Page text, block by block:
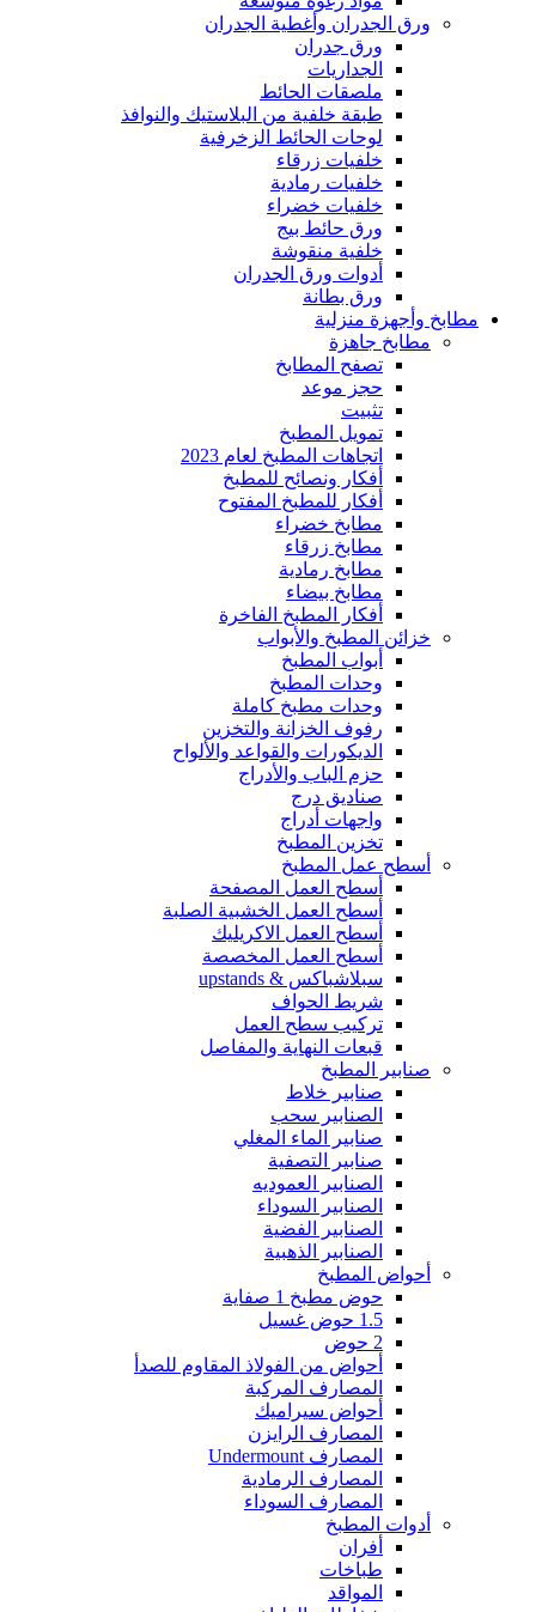
ورق الجدران وأغطية الجدران
ورق جدران
الجداريات
ملصقات الحائط
طبقة خلفية من البلاستيك والنوافذ
لوحات الحائط الزخرفية
خلفيات زرقاء
خلفيات رمادية
خلفيات خضراء
ورق حائط بيج
خلفية منقوشة
أدوات ورق الجدران
ورق بطانة
مطابخ وأجهزة منزلية
مطابخ جاهزة
تصفح المطابخ
حجز موعد
تثبيت
تمويل المطبخ
اتجاهات المطبخ لعام 2023
أفكار ونصائح للمطبخ
أفكار للمطبخ المفتوح
مطابخ خضراء
مطابخ زرقاء
مطابخ رمادية
مطابخ بيضاء
أفكار المطبخ الفاخرة
خزائن المطبخ والأبواب
أبواب المطبخ
وحدات المطبخ
وحدات مطبخ كاملة
رفوف الخزانة والتخزين
الديكورات والقواعد والألواح
حزم الباب والأدراج
صناديق درج
واجهات أدراج
تخزين المطبخ
أسطح عمل المطبخ
أسطح العمل المصفحة
أسطح العمل الخشبية الصلبة
أسطح العمل الاكريليك
أسطح العمل المخصصة
سبلاشباكس & upstands
شريط الحواف
تركيب سطح العمل
قبعات النهاية والمفاصل
صنابير المطبخ
صنابير خلاط
الصنابير سحب
صنابير الماء المغلي
صنابير التصفية
الصنابير العموديه
الصنابير السوداء
الصنابير الفضية
الصنابير الذهبية
أحواض المطبخ
حوض مطبخ 1 صفاية
1.5 حوض غسيل
2 حوض
أحواض من الفولاذ المقاوم للصدأ
المصارف المركبة
أحواض سيراميك
المصارف الرايزن
المصارف Undermount
المصارف الرمادية
المصارف السوداء
أدوات المطبخ
أفران
طباخات
المواقد